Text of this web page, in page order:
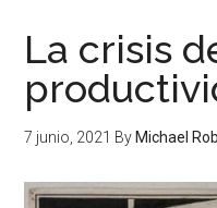
La crisis
7 junio, 2021 By Michael